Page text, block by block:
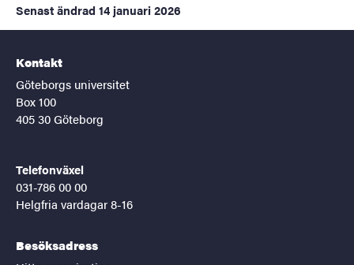
Senast ändrad 14 januari 2026
Kontakt
Göteborgs universitet
Box 100
405 30 Göteborg
Telefonväxel
031-786 00 00
Helgfria vardagar 8-16
Besöksadress